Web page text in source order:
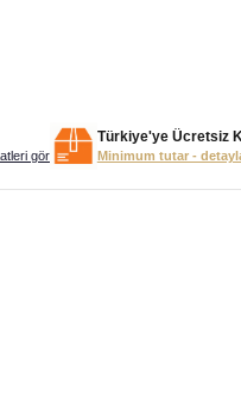
gör
Türkiye'ye Ücretsiz
Minimum tutar -